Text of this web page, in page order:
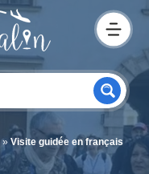
»Visite guidée en français